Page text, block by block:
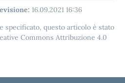
16.09.2021 16:36
specificato, questo articolo è stato
Commons Attribuzione 4.0